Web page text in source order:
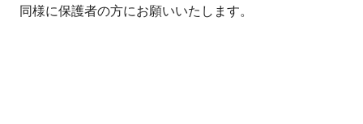
同様に保護者の方にお願いいたします。